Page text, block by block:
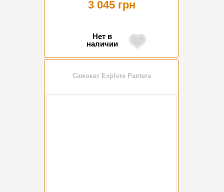
3 045 грн
Нет в
наличии
Самокат Explore Pantera